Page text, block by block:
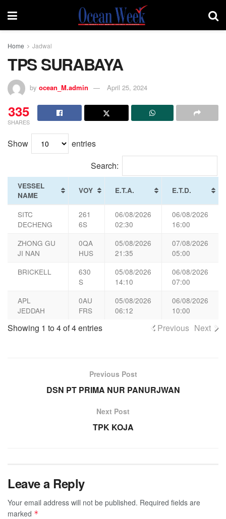
Home Jadwal
TPS SURABAYA
by ocean_M.admin April 25, 2024
335
SHARES
Show
entries
Search:
VESSEL
NAME
VOY E.T.A. E.T.D.
SITC
DECHENG
261
6S
06/08/2026
02:30
06/08/2026
16:00
ZHONG GU
JI NAN
0QA
HUS
05/08/2026
21:35
07/08/2026
05:00
BRICKELL
630
S
05/08/2026
14:10
06/08/2026
07:00
APL
JEDDAH
0AU
FRS
05/08/2026
06:12
06/08/2026
10:00
Showing 1 to 4 of 4 entries Previous Next
Previous Post
DSN PT PRIMA NUR PANURJWAN
Next Post
TPK KOJA
Leave a Reply
Your email address will not be published. Required fields are
marked *